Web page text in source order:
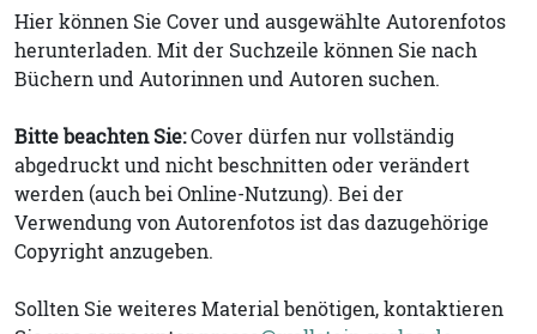
Hier können Sie Cover und ausgewählte Autorenfotos
herunterladen. Mit der Suchzeile können Sie nach
Büchern und Autorinnen und Autoren suchen.
Bitte beachten Sie:Cover dürfen nur vollständig
abgedruckt und nicht beschnitten oder verändert
werden (auch bei Online-Nutzung). Bei der
Verwendung von Autorenfotos ist das dazugehörige
Copyright anzugeben.
Sollten Sie weiteres Material benötigen, kontaktieren